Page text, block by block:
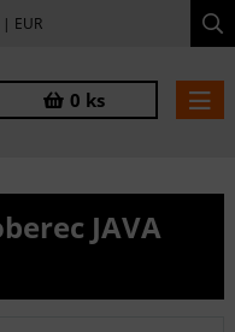
| EUR
0 ks
JAVA